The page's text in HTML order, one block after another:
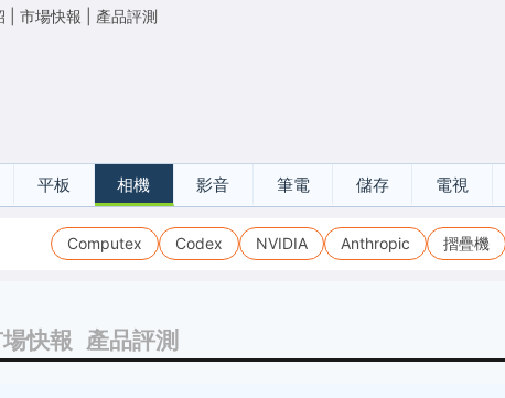
市場快報 產品評測
平板 相機 影音 筆電 儲存 電視
Computex Codex NVIDIA Anthropic 摺疊機
快報 產品評測